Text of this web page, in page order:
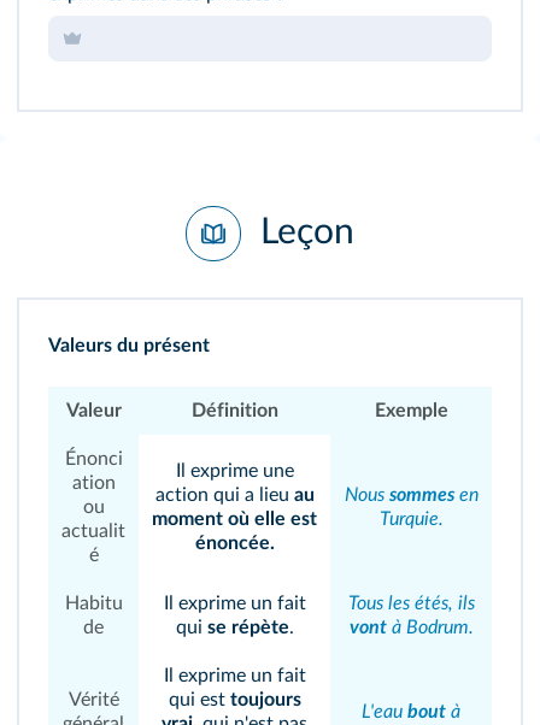
Leçon
Valeurs du présent
Valeur Définition Exemple
Énonci
ation
ou
actualit
é
Il exprime une
action qui a lieu au
moment où elle est
énoncée.
Nous sommesen
Turquie.
Habitu
de
Il exprime un fait
qui se répète.
Tous les étés, ils
vontà Bodrum.
Vérité
Il exprime un fait
qui est toujours
L'eau bout à